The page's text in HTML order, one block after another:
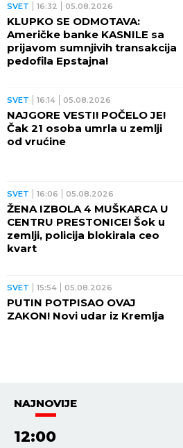
SVET 16:32 05.08.2026
KLUPKO SE ODMOTAVA:
Američke banke KASNILE sa
prijavom sumnjivih transakcija
pedofila Epstajna!
SVET 16:14 05.08.2026
NAJGORE VESTI! POČELO JE!
Čak 21 osoba umrla u zemlji
od vrućine
SVET 16:06 05.08.2026
ŽENA IZBOLA 4 MUŠKARCA U
CENTRU PRESTONICE! Šok u
zemlji, policija blokirala ceo
kvart
SVET 15:54 05.08.2026
PUTIN POTPISAO OVAJ
ZAKON! Novi udar iz Kremlja
NAJNOVIJE
12:00